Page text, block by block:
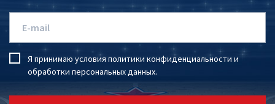
Я принимаю условия политики конфиденциальности и
обработки персональных данных.